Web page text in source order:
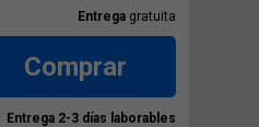
Entrega gratuita
Comprar
Entrega 2-3 días laborables